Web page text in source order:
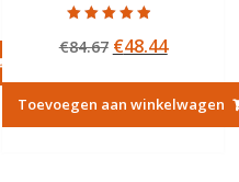
4.50
uit 5
€84.67
was:
€84.67.
€48.44Huidige
is:
€48.44.
Toevoegen aan winkelwagen